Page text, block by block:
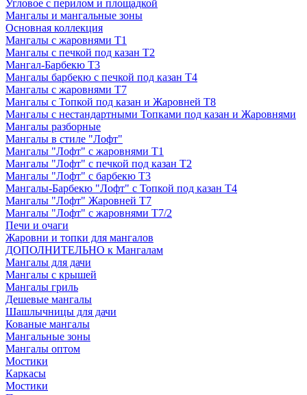
Угловое с перилом и площадкой
Мангалы и мангальные зоны
Основная коллекция
Мангалы с жаровнями Т1
Мангалы с печкой под казан Т2
Мангал-Барбекю Т3
Мангалы барбекю с печкой под казан Т4
Мангалы с жаровнями Т7
Мангалы с Топкой под казан и Жаровней Т8
Мангалы с нестандартными Топками под казан и Жаровнями
Мангалы разборные
Мангалы в стиле "Лофт"
Мангалы "Лофт" с жаровнями Т1
Мангалы "Лофт" с печкой под казан Т2
Мангалы "Лофт" с барбекю Т3
Мангалы-Барбекю "Лофт" с Топкой под казан Т4
Мангалы "Лофт" Жаровней Т7
Мангалы "Лофт" с жаровнями Т7/2
Печи и очаги
Жаровни и топки для мангалов
ДОПОЛНИТЕЛЬНО к Мангалам
Мангалы для дачи
Мангалы с крышей
Мангалы гриль
Дешевые мангалы
Шашлычницы для дачи
Кованые мангалы
Мангальные зоны
Мангалы оптом
Мостики
Каркасы
Мостики